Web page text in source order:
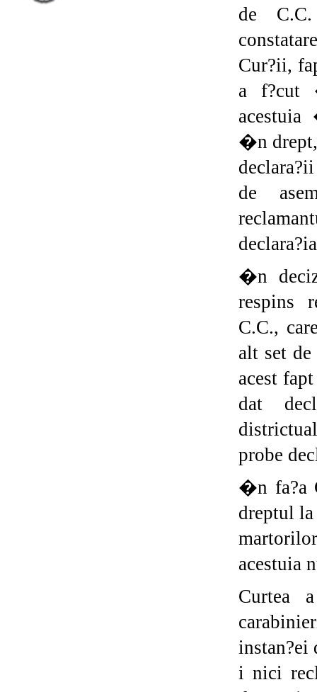
de
Cur?ii,
a f?cut
acestuia
�n drept,
de
�n
respins
C.C.,
alt set
acest
dat
probe
�n fa?a
dreptul
acestuia
Curtea
instan?ei
i nici